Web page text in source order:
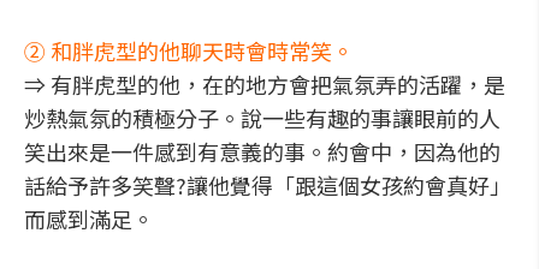
② 和胖虎型的他聊天時會時常笑。
⇒ 有胖虎型的他，在的地方會把氣氛弄的活躍，是
炒熱氣氛的積極分子。說一些有趣的事讓眼前的人
笑出來是一件感到有意義的事。約會中，因為他的
話給予許多笑聲?讓他覺得「跟這個女孩約會真好」
而感到滿足。